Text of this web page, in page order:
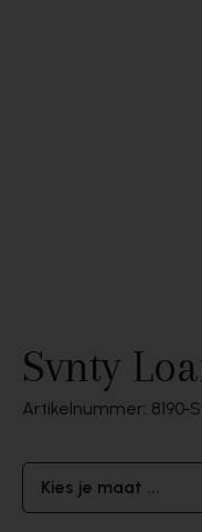
Svnty
Artikelnummer: 8190
Kies je maat ...